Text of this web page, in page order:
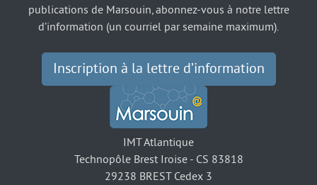
publications de Marsouin, abonnez-vous à notre lettre
d’information (un courriel par semaine maximum).
Inscription à la lettre d’information
IMT Atlantique
Technopôle Brest Iroise - CS 83818
29238 BREST Cedex 3